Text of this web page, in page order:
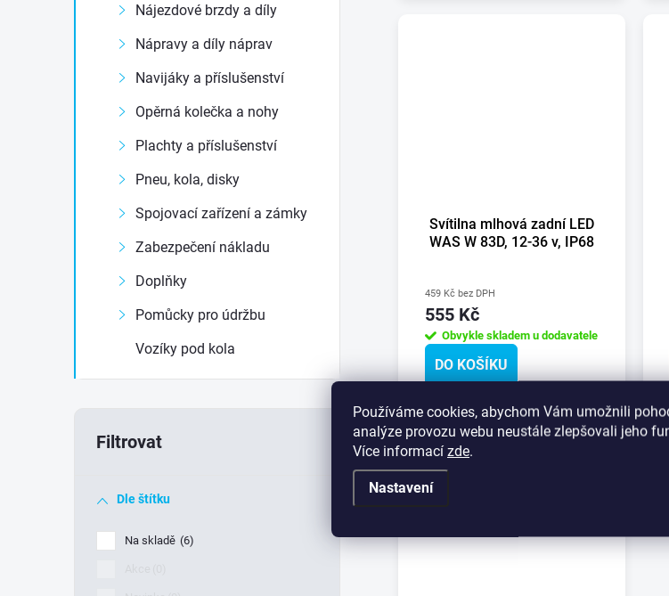
Používáme cookies, abychom Vám umožnili
analýze provozu webu neustále zlepšovali jeho
Více informací zde.
Nastavení
Nájezdové brzdy a díly
Nápravy a díly náprav
Navijáky a příslušenství
Opěrná kolečka a nohy
Plachty a příslušenství
Pneu, kola, disky
Spojovací zařízení a zámky
Zabezpečení nákladu
Doplňky
Pomůcky pro údržbu
Vozíky pod kola
Dle štítku
Na skladě 6
Svítilna mlhová zadní LED
WAS W 83D, 12-36 v, IP68
459 Kč bez DPH
555 Kč
Obvykle skladem u dodavatele
DO KOŠÍKU
Kód: 100498